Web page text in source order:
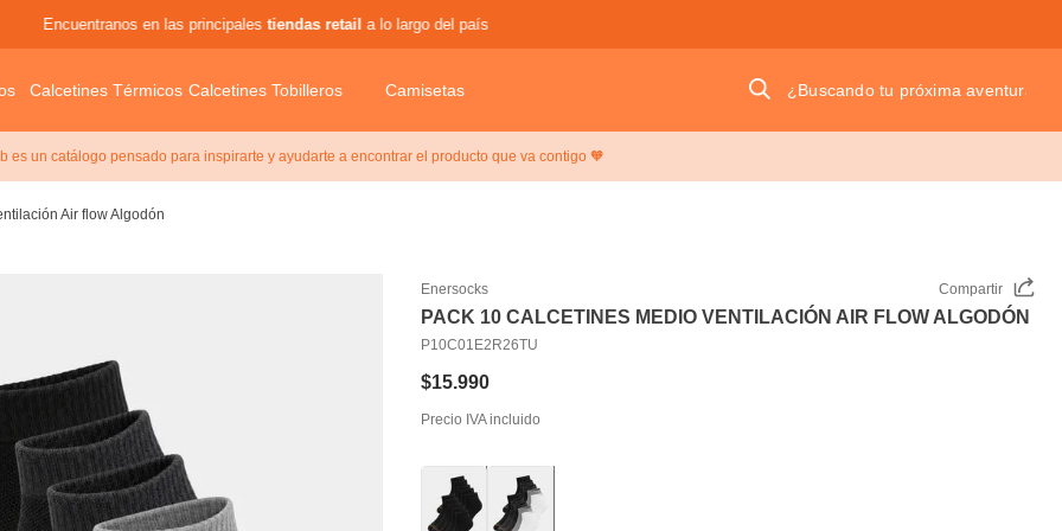
Encuentranos en las principales tiendas retail a lo largo del país
Calcetines Térmicos Calcetines Tobilleros Camisetas
es un catálogo pensado para inspirarte y ayudarte a encontrar el producto que va contigo 🧡
Air flow Algodón
Enersocks Compartir
PACK 10 CALCETINES MEDIO VENTILACIÓN AIR FLOW ALGODÓN
P10C01E2R26TU
$15.990
Precio IVA incluido